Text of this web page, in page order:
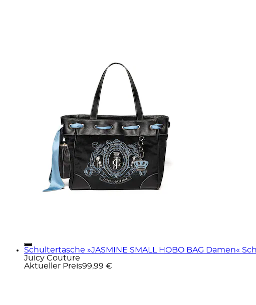
Schultertasche »JASMINE SMALL HOBO BAG Damen«
Juicy Couture
Aktueller Preis99,99 €